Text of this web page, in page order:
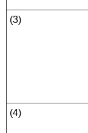
(3)
(4)